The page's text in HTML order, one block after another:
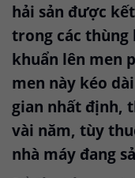
hải sản được
trong các thùng
khuẩn lên men
men này kéo
gian nhất định,
vài năm, tùy
nhà máy đang